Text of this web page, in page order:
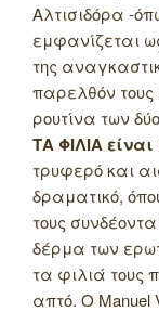
Αλτισιδόρα -
εμφανίζεται
της
παρελθόν
ρουτίνα των
ΤΑ ΦΙΛΙΑ
τρυφερό και
δραματικό,
τους
δέρμα των
τα φιλιά τους
απτό. Ο Manuel